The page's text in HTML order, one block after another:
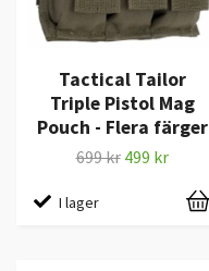
Tactical Tailor
Triple Pistol Mag
Pouch - Flera färger
699 kr 499 kr
I lager